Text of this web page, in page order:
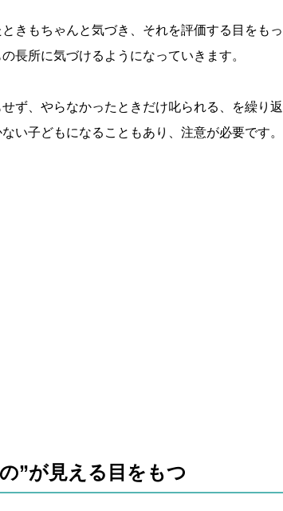
きもちゃんと気づき、それを評価する目をもっ
長所に気づけるようになっていきます。
ず、やらなかったときだけ叱られる、を繰り返
い子どもになることもあり、注意が必要です。
”が見える目をもつ